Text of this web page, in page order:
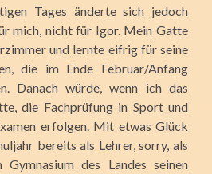
Tages änderte sich jedoch
mich, nicht für Igor. Mein Gatte
und lernte eifrig für seine
die im Ende Februar/Anfang
Danach würde, wenn ich das
die Fachprüfung in Sport und
erfolgen. Mit etwas Glück
bereits als Lehrer, sorry, als
Gymnasium des Landes seinen